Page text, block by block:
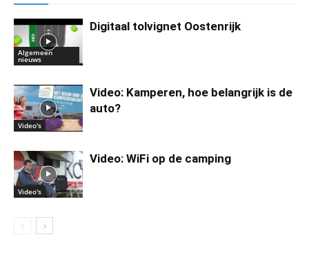
Algemeen
nieuws
Digitaal tolvignet Oostenrijk
Video's
Video: Kamperen, hoe belangrijk is de
auto?
Video's
Video: WiFi op de camping